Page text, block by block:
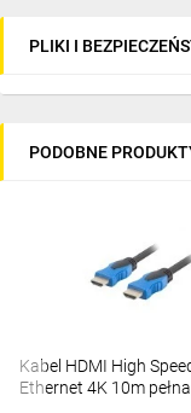
PLIKI I
PODOBNE
Kabel HDMI High
Ethernet 4K 10m